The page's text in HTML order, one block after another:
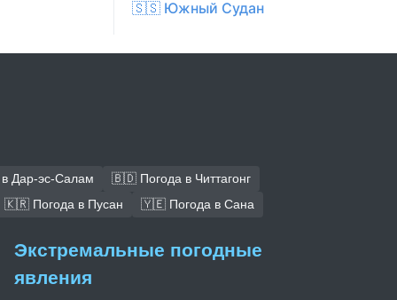
🇸🇸 Южный Судан
Дар-эс-Салам
🇧🇩 Погода в Читтагонг
🇰🇷 Погода в Пусан 🇾🇪 Погода в Сана
Экстремальные погодные
явления